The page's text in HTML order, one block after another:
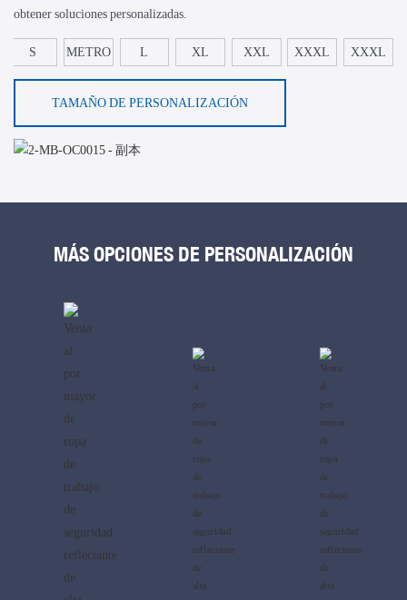
obtener soluciones personalizadas.
S METRO L XL XXL XXXL XXXL
TAMAÑO DE PERSONALIZACIÓN
MÁS OPCIONES DE PERSONALIZACIÓN